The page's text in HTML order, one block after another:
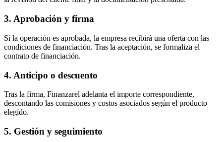
3. Aprobación y firma
Si la operación es aprobada, la empresa recibirá una oferta con las
condiciones de financiación. Tras la aceptación, se formaliza el
contrato de financiación.
4. Anticipo o descuento
Tras la firma, Finanzarel adelanta el importe correspondiente,
descontando las comisiones y costos asociados según el producto
elegido.
5. Gestión y seguimiento